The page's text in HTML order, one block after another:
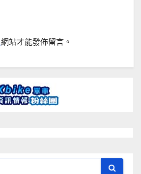
網站才能發佈留言。